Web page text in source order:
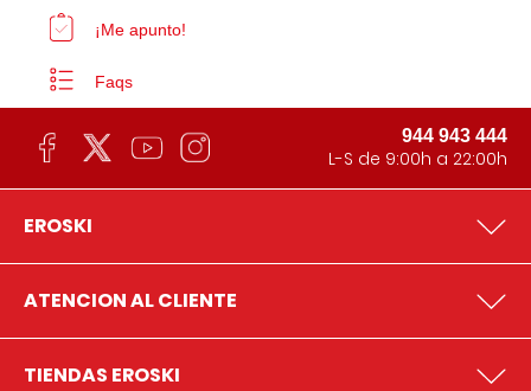
¡Me apunto!
Faqs
944 943 444
L-S de 9:00h a 22:00h
EROSKI
ATENCION AL CLIENTE
TIENDAS EROSKI